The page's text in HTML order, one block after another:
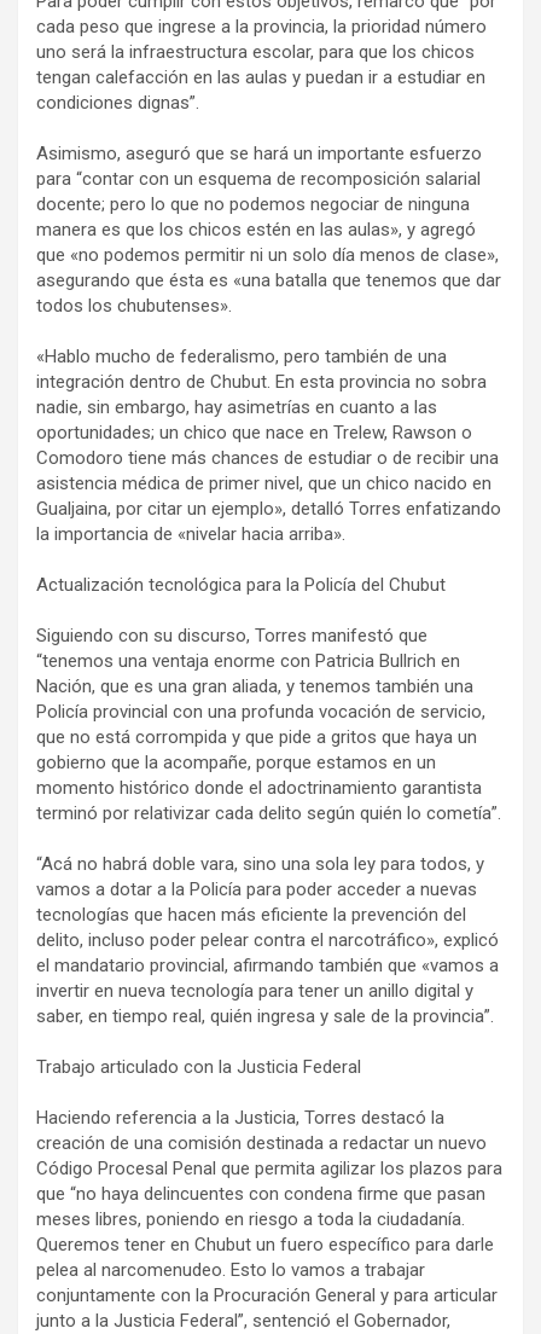
cada peso que ingrese a la provincia, la prioridad número
uno será la infraestructura escolar, para que los chicos
tengan calefacción en las aulas y puedan ir a estudiar en
condiciones dignas”.
Asimismo, aseguró que se hará un importante esfuerzo
para “contar con un esquema de recomposición salarial
docente; pero lo que no podemos negociar de ninguna
manera es que los chicos estén en las aulas», y agregó
que «no podemos permitir ni un solo día menos de clase»,
asegurando que ésta es «una batalla que tenemos que dar
todos los chubutenses».
«Hablo mucho de federalismo, pero también de una
integración dentro de Chubut. En esta provincia no sobra
nadie, sin embargo, hay asimetrías en cuanto a las
oportunidades; un chico que nace en Trelew, Rawson o
Comodoro tiene más chances de estudiar o de recibir una
asistencia médica de primer nivel, que un chico nacido en
Gualjaina, por citar un ejemplo», detalló Torres enfatizando
la importancia de «nivelar hacia arriba».
Actualización tecnológica para la Policía del Chubut
Siguiendo con su discurso, Torres manifestó que
“tenemos una ventaja enorme con Patricia Bullrich en
Nación, que es una gran aliada, y tenemos también una
Policía provincial con una profunda vocación de servicio,
que no está corrompida y que pide a gritos que haya un
gobierno que la acompañe, porque estamos en un
momento histórico donde el adoctrinamiento garantista
terminó por relativizar cada delito según quién lo cometía”.
“Acá no habrá doble vara, sino una sola ley para todos, y
vamos a dotar a la Policía para poder acceder a nuevas
tecnologías que hacen más eficiente la prevención del
delito, incluso poder pelear contra el narcotráfico», explicó
el mandatario provincial, afirmando también que «vamos a
invertir en nueva tecnología para tener un anillo digital y
saber, en tiempo real, quién ingresa y sale de la provincia”.
Trabajo articulado con la Justicia Federal
Haciendo referencia a la Justicia, Torres destacó la
creación de una comisión destinada a redactar un nuevo
Código Procesal Penal que permita agilizar los plazos para
que “no haya delincuentes con condena firme que pasan
meses libres, poniendo en riesgo a toda la ciudadanía.
Queremos tener en Chubut un fuero específico para darle
pelea al narcomenudeo. Esto lo vamos a trabajar
conjuntamente con la Procuración General y para articular
junto a la Justicia Federal”, sentenció el Gobernador,